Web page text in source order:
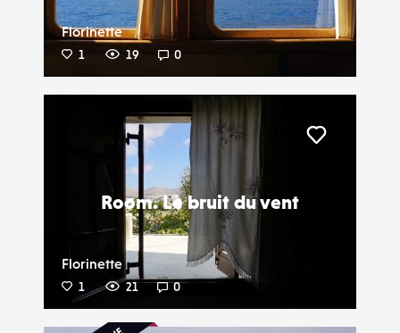
Florinette
1 19 0
Room. Le bruit du vent
Florinette
1 21 0